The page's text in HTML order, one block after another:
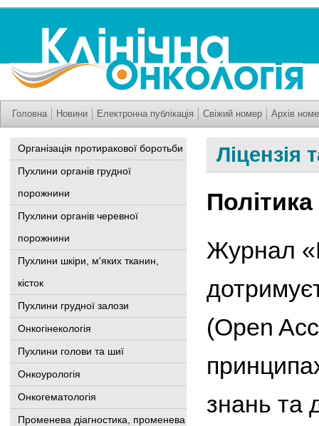
Головна Новини Електронна публікація Свіжий номер Архів
Організація протиракової боротьби
Пухлини органів грудної
порожнини
Пухлини органів черевної
порожнини
Пухлини шкіри, м'яких тканин,
кісток
Пухлини грудної залози
Онкогінекологія
Пухлини голови та шиї
Онкоурологія
Онкогематологія
Променева діагностика, променева
Ліцензія
Журнал
(Open
знань та